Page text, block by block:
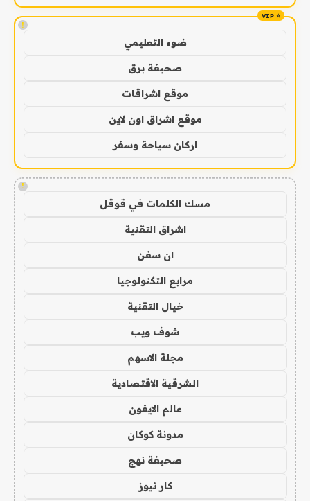
!
ضوء التعليمي
صحيفة برق
موقع اشراقات
موقع اشراق اون لاين
اركان سياحة وسفر
!
مسك الكلمات في قوقل
اشراق التقنية
ان سفن
مرابع التكنولوجيا
خيال التقنية
شوف ويب
مجلة الاسهم
الشرقية الاقتصادية
عالم الايفون
مدونة كوكان
صحيفة نهج
كار نيوز